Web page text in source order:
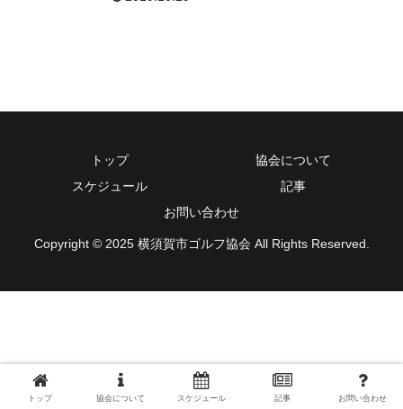
トップ
協会について
スケジュール
記事
お問い合わせ
Copyright © 2025 横須賀市ゴルフ協会 All Rights Reserved.
トップ 協会について スケジュール 記事 お問い合わせ